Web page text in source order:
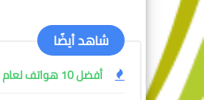
شاهد أيضًا
أفضل 10 هواتف لعام 2024